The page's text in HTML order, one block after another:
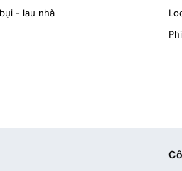
- lau nhà